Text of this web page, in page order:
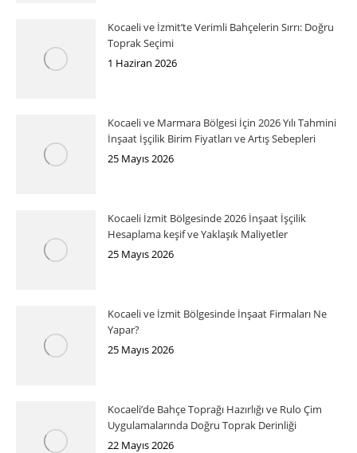
Kocaeli ve İzmit’te Verimli Bahçelerin Sırrı: Doğru
Toprak Seçimi
1 Haziran 2026
Kocaeli ve Marmara Bölgesi İçin 2026 Yılı Tahmini
İnşaat İşçilik Birim Fiyatları ve Artış Sebepleri
25 Mayıs 2026
Kocaeli İzmit Bölgesinde 2026 İnşaat İşçilik
Hesaplama keşif ve Yaklaşık Maliyetler
25 Mayıs 2026
Kocaeli ve İzmit Bölgesinde İnşaat Firmaları Ne
Yapar?
25 Mayıs 2026
Kocaeli’de Bahçe Toprağı Hazırlığı ve Rulo Çim
Uygulamalarında Doğru Toprak Derinliği
22 Mayıs 2026